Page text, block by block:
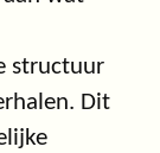
structuur
Dit